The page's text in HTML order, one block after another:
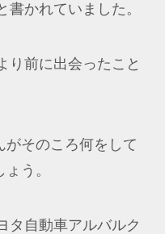
かれていました。
り前に出会ったこと
そのころ何をして
う。
タ自動車アルバルク